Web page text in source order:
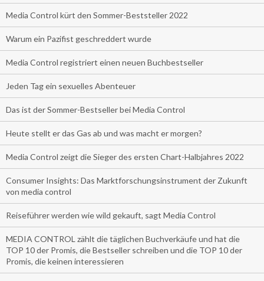
Media Control kürt den Sommer-Beststeller 2022
Warum ein Pazifist geschreddert wurde
Media Control registriert einen neuen Buchbestseller
Jeden Tag ein sexuelles Abenteuer
Das ist der Sommer-Bestseller bei Media Control
Heute stellt er das Gas ab und was macht er morgen?
Media Control zeigt die Sieger des ersten Chart-Halbjahres 2022
Consumer Insights: Das Marktforschungsinstrument der Zukunft
von media control
Reiseführer werden wie wild gekauft, sagt Media Control
MEDIA CONTROL zählt die täglichen Buchverkäufe und hat die
TOP 10 der Promis, die Bestseller schreiben und die TOP 10 der
Promis, die keinen interessieren